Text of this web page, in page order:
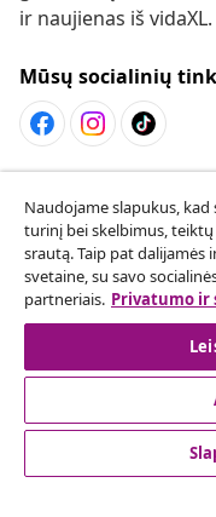
ir naujienas iš vidaXL.
Mūsų socialinių
Pateikite prašymą
Klientų
Naudojame slapukus,
turinį bei skelbimus,
srautą. Taip pat dalijamės
svetaine, su savo
partneriais. Privatumo ir